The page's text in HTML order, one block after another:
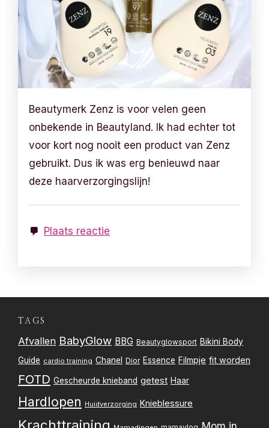
Beautymerk Zenz is voor velen geen
onbekende in Beautyland. Ik had echter tot
voor kort nog nooit een product van Zenz
gebruikt. Dus ik was erg benieuwd naar
deze haarverzorgingslijn!
Plaats reactie
TAGS
Afvallen BabyGlow BBG Beautyglowsport Bikini Body
Guide cardio training Chanel Dior Essence Filmpje fit worden
FOTD Gescheurde knieband getest Haar
Hardlopen Huidverzorging Knieblessure
Krachttraining